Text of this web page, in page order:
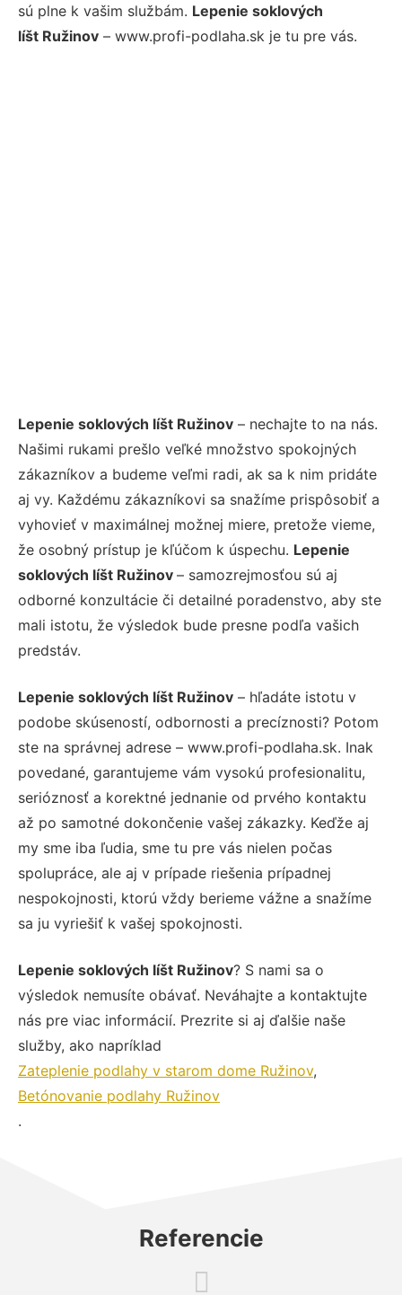
sú plne k vašim službám. Lepenie soklových
líšt Ružinov – www.profi-podlaha.sk je tu pre vás.
Lepenie soklových líšt Ružinov – nechajte to na nás.
Našimi rukami prešlo veľké množstvo spokojných
zákazníkov a budeme veľmi radi, ak sa k nim pridáte
aj vy. Každému zákazníkovi sa snažíme prispôsobiť a
vyhovieť v maximálnej možnej miere, pretože vieme,
že osobný prístup je kľúčom k úspechu. Lepenie
soklových líšt Ružinov – samozrejmosťou sú aj
odborné konzultácie či detailné poradenstvo, aby ste
mali istotu, že výsledok bude presne podľa vašich
predstáv.
Lepenie soklových líšt Ružinov – hľadáte istotu v
podobe skúseností, odbornosti a precíznosti? Potom
ste na správnej adrese – www.profi-podlaha.sk. Inak
povedané, garantujeme vám vysokú profesionalitu,
serióznosť a korektné jednanie od prvého kontaktu
až po samotné dokončenie vašej zákazky. Keďže aj
my sme iba ľudia, sme tu pre vás nielen počas
spolupráce, ale aj v prípade riešenia prípadnej
nespokojnosti, ktorú vždy berieme vážne a snažíme
sa ju vyriešiť k vašej spokojnosti.
Lepenie soklových líšt Ružinov? S nami sa o
výsledok nemusíte obávať. Neváhajte a kontaktujte
nás pre viac informácií. Prezrite si aj ďalšie naše
služby, ako napríklad
Zateplenie podlahy v starom dome Ružinov,
Betónovanie podlahy Ružinov
.
Referencie